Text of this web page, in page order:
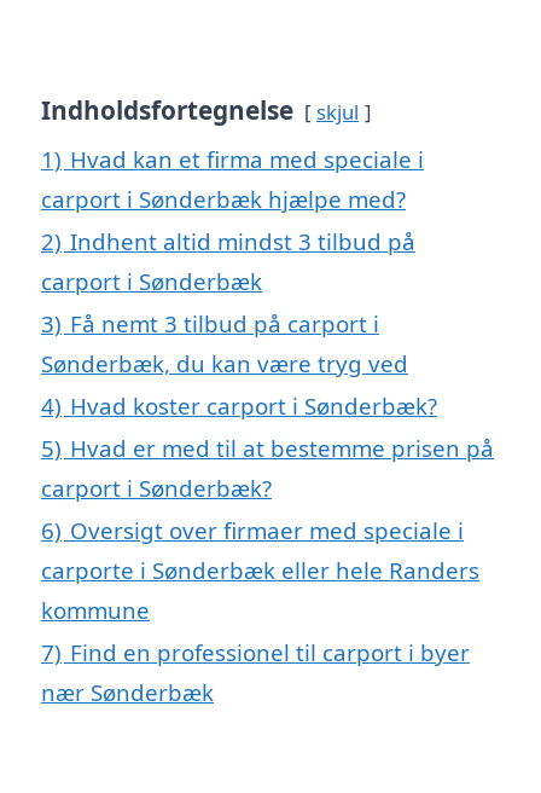
Indholdsfortegnelse skjul
1) Hvad kan et firma med speciale i
carport i Sønderbæk hjælpe med?
2) Indhent altid mindst 3 tilbud på
carport i Sønderbæk
3) Få nemt 3 tilbud på carport i
Sønderbæk, du kan være tryg ved
4) Hvad koster carport i Sønderbæk?
5) Hvad er med til at bestemme prisen på
carport i Sønderbæk?
6) Oversigt over firmaer med speciale i
carporte i Sønderbæk eller hele Randers
kommune
7) Find en professionel til carport i byer
nær Sønderbæk